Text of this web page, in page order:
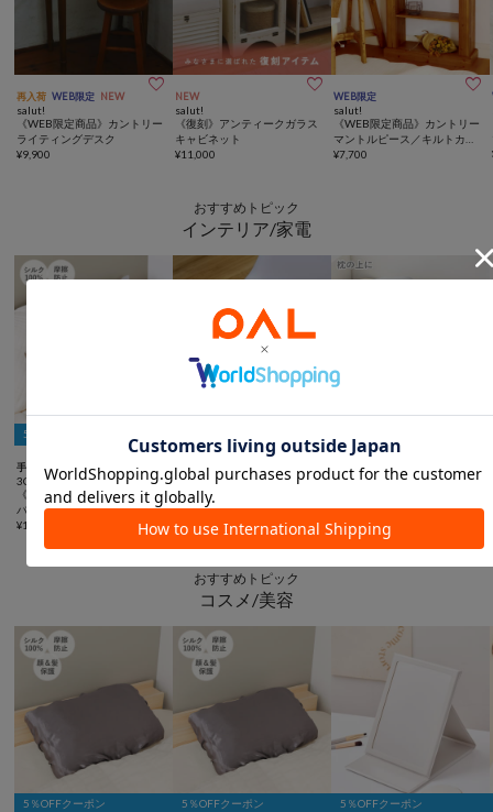
再入荷 WEB限定 NEW 
salut!
《WEB限定商品》カントリー
ライティングデスク
¥9,900
NEW 
salut!
《復刻》アンティークガラス
キャビネット
¥11,000
WEB限定 
salut!
《WEB限定商品》カントリー
マントルピース／キルトカン
トリー
¥7,700
おすすめトピック
インテリア/家電
5％OFFクーポン
手洗い可 一部店舗限定 
3COINS
《シルク100％》シルク枕カ
バー／and us
¥1,650
TIME SALE 
3COINS
冷感座布団：25×37cm
¥935 (15%OFF)
3COINS
おすすめトピック
コスメ/美容
5％OFFクーポン 5％OFFクーポン 5％OFFクーポン